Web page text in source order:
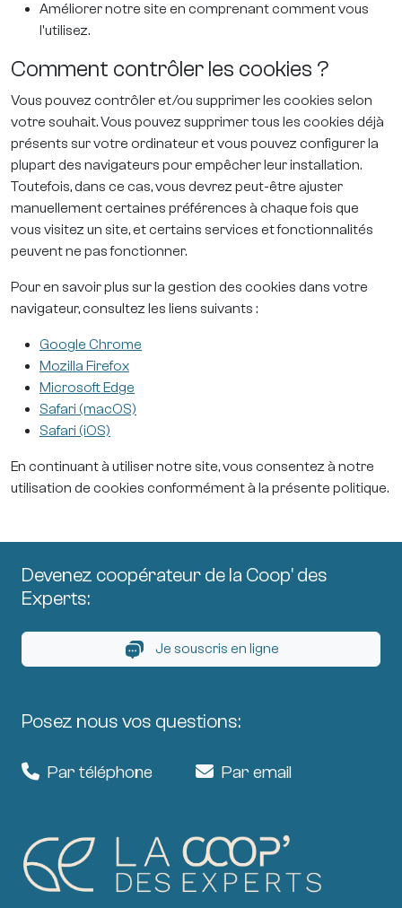
Améliorer notre site en comprenant comment vous
l'utilisez.
Comment contrôler les cookies ?
Vous pouvez contrôler et/ou supprimer les cookies selon
votre souhait. Vous pouvez supprimer tous les cookies déjà
présents sur votre ordinateur et vous pouvez configurer la
plupart des navigateurs pour empêcher leur installation.
Toutefois, dans ce cas, vous devrez peut-être ajuster
manuellement certaines préférences à chaque fois que
vous visitez un site, et certains services et fonctionnalités
peuvent ne pas fonctionner.
Pour en savoir plus sur la gestion des cookies dans votre
navigateur, consultez les liens suivants :
Google Chrome
Mozilla Firefox
Microsoft Edge
Safari (macOS)
Safari (iOS)
En continuant à utiliser notre site, vous consentez à notre
utilisation de cookies conformément à la présente politique.
Devenez coopérateur de la Coop' des
Experts:
Je souscris en ligne
Posez nous vos questions:
Par téléphone Par email